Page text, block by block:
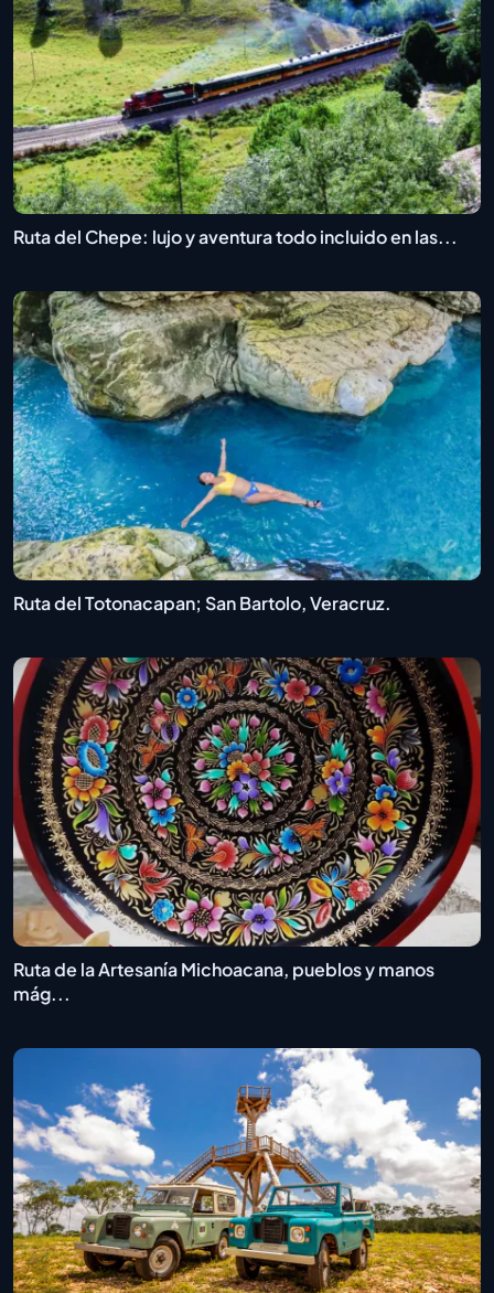
Ruta del Chepe: lujo y aventura todo incluido en las...
Ruta del Totonacapan; San Bartolo, Veracruz.
Ruta de la Artesanía Michoacana, pueblos y manos
mág...